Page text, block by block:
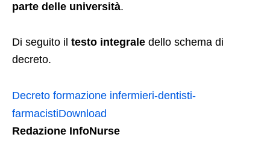
parte delle università.
Di seguito il testo integrale dello schema di
decreto.
Decreto formazione infermieri-dentisti-
farmacistiDownload
Redazione InfoNurse